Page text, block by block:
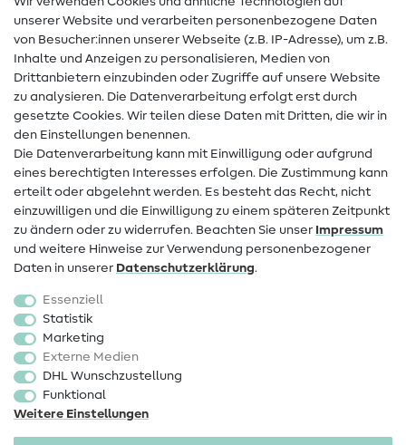
Nähanleitungen
Hilfe & Kontakt
Kontakt
Infos zum Betreiberwechsel
Widerrufsrecht
Beliebt
Stoffe
Sale
Schnittmuster
unserer Website und verarbeiten personenbezogene Daten
von Besucher:innen unserer Webseite (z.B. IP-Adresse), um z.B.
Inhalte und Anzeigen zu personalisieren, Medien von
Drittanbietern einzubinden oder Zugriffe auf unsere Website
zu analysieren. Die Datenverarbeitung erfolgt erst durch
gesetzte Cookies. Wir teilen diese Daten mit Dritten, die wir in
den Einstellungen benennen.
Die Datenverarbeitung kann mit Einwilligung oder aufgrund
eines berechtigten Interesses erfolgen. Die Zustimmung kann
erteilt oder abgelehnt werden. Es besteht das Recht, nicht
einzuwilligen und die Einwilligung zu einem späteren Zeitpunkt
zu ändern oder zu widerrufen. Beachten Sie unser Impressum
und weitere Hinweise zur Verwendung personenbezogener
Daten in unserer Daten­schutz­erklärung.
Essenziell
Statistik
Marketing
Externe Medien
DHL Wunschzustellung
Funktional
Weitere Einstellungen